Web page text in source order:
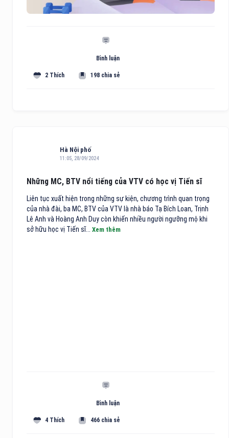
Bình luận
2 Thích 198 chia sẻ
Hà Nội phố
11:05, 28/09/2024
Những MC, BTV nổi tiếng của VTV có học vị Tiến sĩ
Liên tục xuất hiện trong những sự kiện, chương trình quan trọng
của nhà đài, ba MC, BTV của VTV là nhà báo Tạ Bích Loan, Trịnh
Lê Anh và Hoàng Anh Duy còn khiến nhiều người ngưỡng mộ khi
sở hữu học vị Tiến sĩ... Xem thêm
Bình luận
4 Thích 466 chia sẻ